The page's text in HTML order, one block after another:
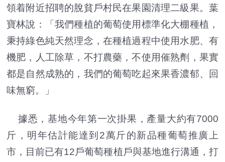
領着附近招聘的脫貧戶村民在果園清理二級果。葉
寶林說：「我們種植的葡萄使用標準化大棚種植，
秉持綠色純天然理念，在種植過程中使用水肥、有
機肥，人工除草，不打農藥，不使用催熟劑，果實
都是自然成熟的，我們的葡萄吃起來果香濃郁、回
味無窮。」
據悉，基地今年第一次掛果，產量大約有7000
斤，明年估計能達到2萬斤的新品種葡萄推廣上
市，目前已有12戶葡萄種植戶與基地進行溝通，打